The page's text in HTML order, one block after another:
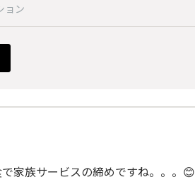
ョン
家族サービスの締めですね。。。